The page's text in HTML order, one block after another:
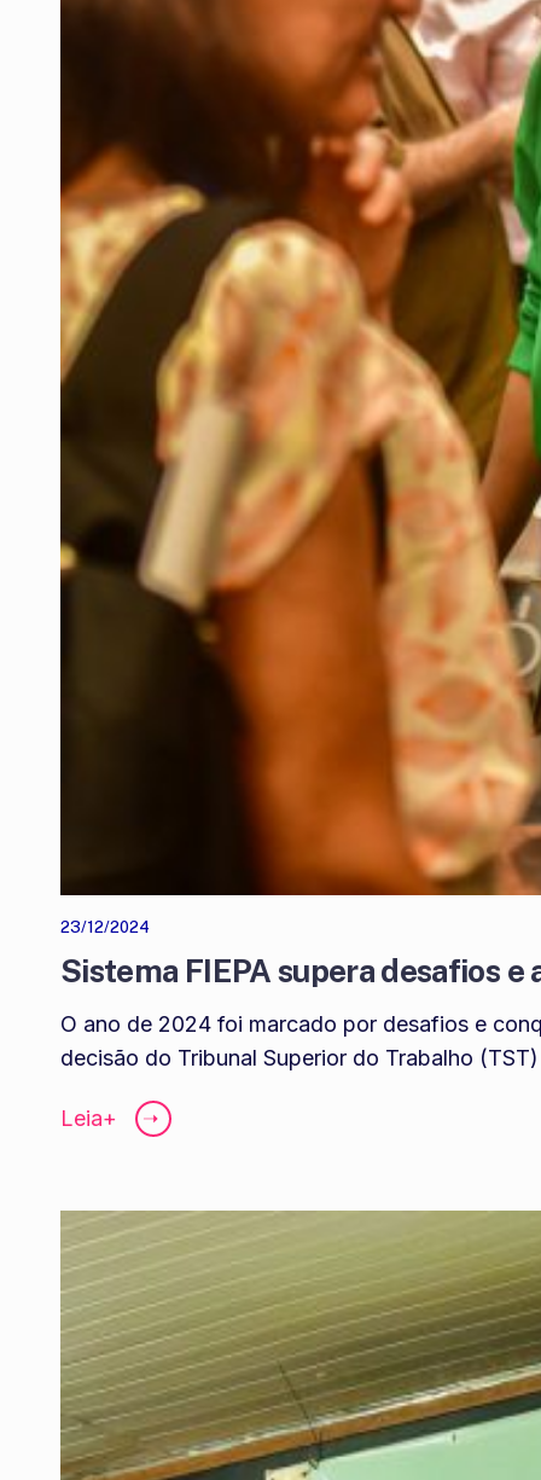
23/12/2024
Sistema FIEPA supera desafios
O ano de 2024 foi marcado por desafios e
decisão do Tribunal Superior do Trabalho
Leia+ ➝